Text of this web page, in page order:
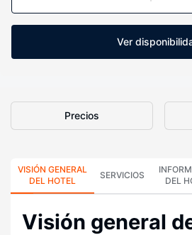
Ver
Precios
VISIÓN GENERAL
DEL HOTEL
SERVICIOS
DEL
Visión general